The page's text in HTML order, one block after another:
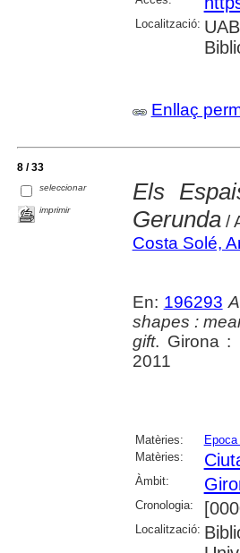
Localització:
Enllaç
8 / 33
seleccionar
imprimir
Els
Gerunda/
Costa Solé,
En: 196293
shapes :
gift. Girona :
2011
Matèries:
Matèries:
Àmbit:
Cronologia:
Localització: